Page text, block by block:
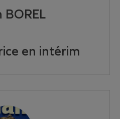
BOREL
en intérim